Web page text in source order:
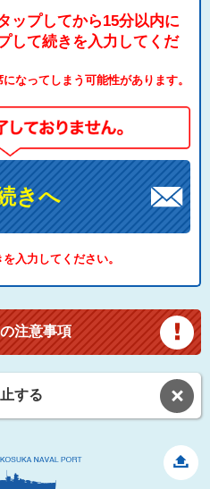
ップしてから15分以内に
して続きを入力してくだ
なってしまう可能性があります。
きへ
入力してください。
注意事項
する